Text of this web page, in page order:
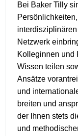
Bei Baker Tilly
Netzwerk
Kolleginnen und
Wissen teilen
Ansätze
und
breiten und
der Ihnen stets
und